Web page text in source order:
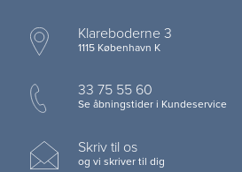
Klareboderne 3
1115 København K
33 75 55 60
Se åbningstider i Kundeservice
Skriv til os
og vi skriver til dig